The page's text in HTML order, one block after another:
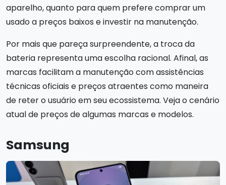
aparelho, quanto para quem prefere comprar um
usado a preços baixos e investir na manutenção.
Por mais que pareça surpreendente, a troca da
bateria representa uma escolha racional. Afinal, as
marcas facilitam a manutenção com assistências
técnicas oficiais e preços atraentes como maneira
de reter o usuário em seu ecossistema. Veja o cenário
atual de preços de algumas marcas e modelos.
Samsung